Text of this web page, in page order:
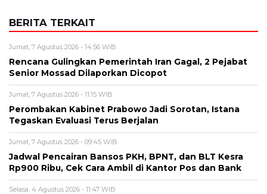
BERITA TERKAIT
Jumat, 7 Agustus 2026 - 14:56 WIB
Rencana Gulingkan Pemerintah Iran Gagal, 2 Pejabat
Senior Mossad Dilaporkan Dicopot
Jumat, 7 Agustus 2026 - 11:15 WIB
Perombakan Kabinet Prabowo Jadi Sorotan, Istana
Tegaskan Evaluasi Terus Berjalan
Jumat, 7 Agustus 2026 - 09:45 WIB
Jadwal Pencairan Bansos PKH, BPNT, dan BLT Kesra
Rp900 Ribu, Cek Cara Ambil di Kantor Pos dan Bank
Selasa, 4 Agustus 2026 - 11:47 WIB